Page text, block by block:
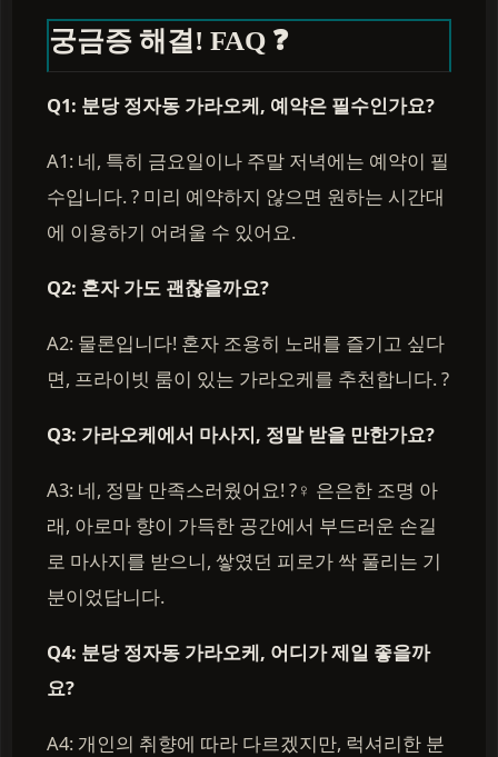
궁금증 해결! FAQ ❓
Q1: 분당 정자동 가라오케, 예약은 필수인가요?
A1: 네, 특히 금요일이나 주말 저녁에는 예약이 필
수입니다. ? 미리 예약하지 않으면 원하는 시간대
에 이용하기 어려울 수 있어요.
Q2: 혼자 가도 괜찮을까요?
A2: 물론입니다! 혼자 조용히 노래를 즐기고 싶다
면, 프라이빗 룸이 있는 가라오케를 추천합니다. ?
Q3: 가라오케에서 마사지, 정말 받을 만한가요?
A3: 네, 정말 만족스러웠어요! ?‍♀️ 은은한 조명 아
래, 아로마 향이 가득한 공간에서 부드러운 손길
로 마사지를 받으니, 쌓였던 피로가 싹 풀리는 기
분이었답니다.
Q4: 분당 정자동 가라오케, 어디가 제일 좋을까
요?
A4: 개인의 취향에 따라 다르겠지만, 럭셔리한 분